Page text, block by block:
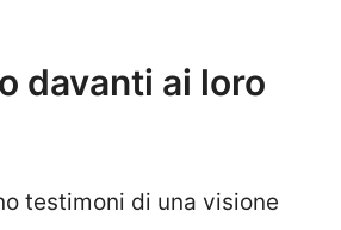
davanti ai loro
testimoni di una visione